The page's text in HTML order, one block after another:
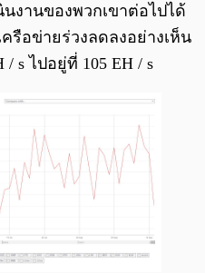
งานของพวกเขาต่อไปได้
ครือข่ายร่วงลดลงอย่างเห็น
s ไปอยู่ที่ 105 EH / s